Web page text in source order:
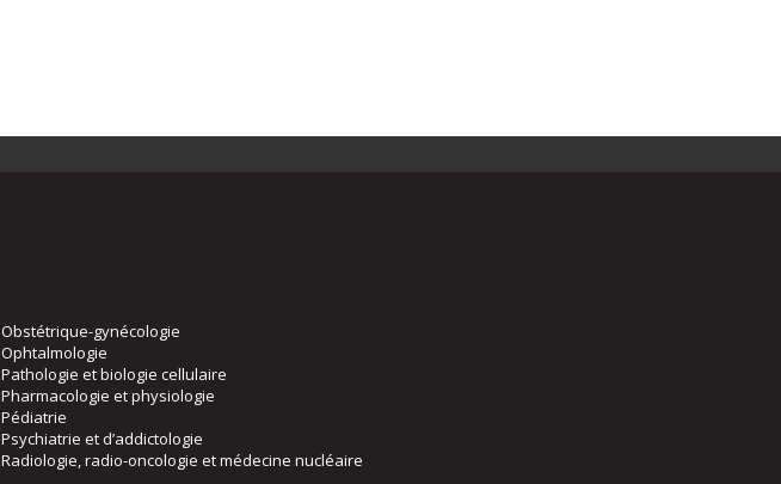
Obstétrique-gynécologie
Ophtalmologie
Pathologie et biologie cellulaire
Pharmacologie et physiologie
Pédiatrie
Psychiatrie et d’addictologie
Radiologie, radio-oncologie et médecine nucléaire